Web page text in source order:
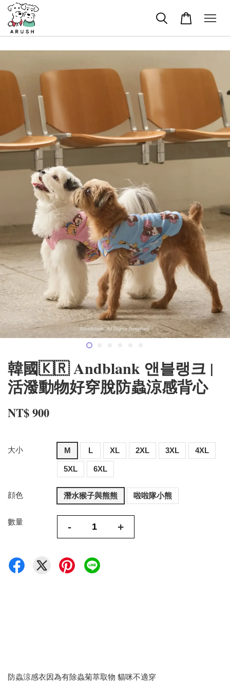
韓國🇰🇷 Andblank 앤블랭크 |
活潑動物好穿脫防蟲涼感背心
NT$ 900
大小 M L XL 2XL 3XL 4XL
5XL 6XL
顔色 潛水猴子與熊熊 啦啦隊小熊
數量 - +
防蟲涼感衣因為有除蟲菊萃取物 貓咪不適穿